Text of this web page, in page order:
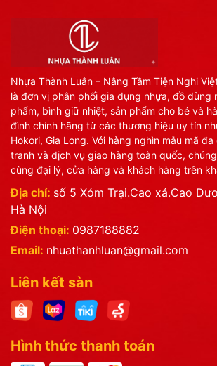
Nhựa Thành Luân – Nâng Tầm Tiện Nghi
là đơn vị phân phối gia dụng nhựa, đồ dùng
phẩm, bình giữ nhiệt, sản phẩm cho bé và
đình chính hãng từ các thương hiệu uy tín
Hokori, Gia Long. Với hàng nghìn mẫu mã
tranh và dịch vụ giao hàng toàn quốc,
cùng đại lý, cửa hàng và khách hàng trên
Địa chỉ: số 5 Xóm Trại.Cao xá.Cao
Hà Nội
Điện thoại: 0987188882
Email: nhuathanhluan@gmail.com
Liên kết sàn
Hình thức thanh toán